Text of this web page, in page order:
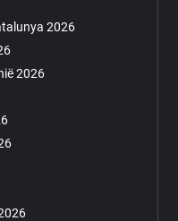
2026
2026